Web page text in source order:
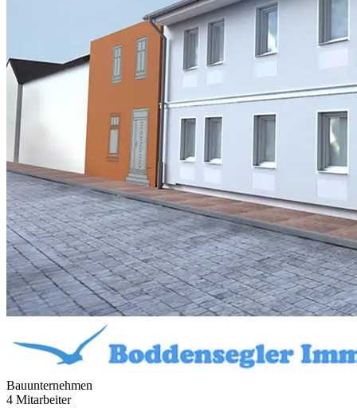
Bauunternehmen
4 Mitarbeiter